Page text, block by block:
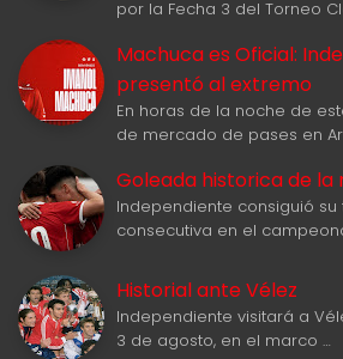
por la Fecha 3 del Torneo
Machuca es Oficial:
presentó al extremo
En horas de la noche de
de mercado de pases en
Goleada historica de la
Independiente consiguió
consecutiva en el
Historial ante Vélez
Independiente visitará a
3 de agosto, en el marco …